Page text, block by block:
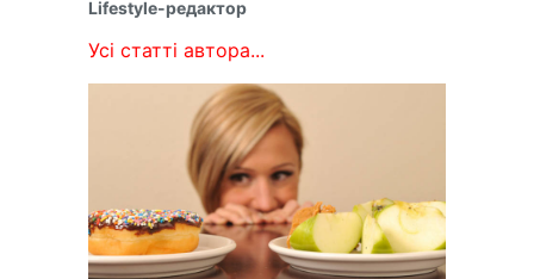
Lifestyle-редактор
Усі статті автора...